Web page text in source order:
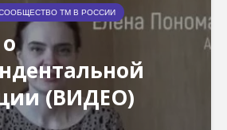
ТМ В РОССИИ
(ВИДЕО)